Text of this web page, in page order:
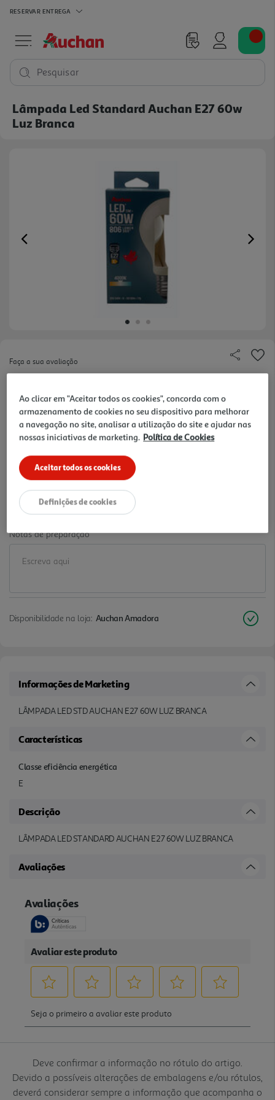
RESERVAR ENTREGA
Pesquisar
Lâmpada Led Standard Auchan E27 60w
Luz Branca
Previous
Faça a sua avaliação
Ref. / EAN:3665257387419
LÂMPADA LED STD AUCHAN E27 60W LUZ BRANCA
4,15 €
Notas de preparação
Disponibilidade na loja: Auchan Amadora
Informações de Marketing
LÂMPADA LED STD AUCHAN E27 60W LUZ BRANCA
Características
Classe eficiência energética
E
Descrição
LÂMPADA LED STANDARD AUCHAN E27 60W LUZ BRANCA
Avaliações
Deve confirmar a informação no rótulo do artigo.
Devido a possíveis alterações de embalagens e/ou rótulos,
deverá considerar sempre a informação que acompanha o
Ao clicar em "Aceitar todos os cookies", concorda com o
armazenamento de cookies no seu dispositivo para melhorar
a navegação no site, analisar a utilização do site e ajudar nas
nossas iniciativas de marketing. Política de Cookies
Aceitar todos os cookies
Definições de cookies